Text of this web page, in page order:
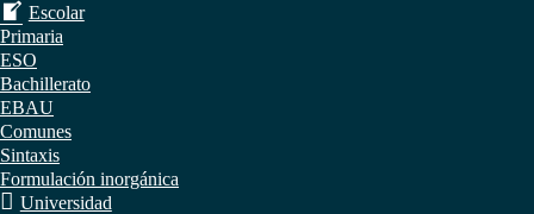
Escolar
Primaria
ESO
Bachillerato
EBAU
Comunes
Sintaxis
Formulación inorgánica
Universidad